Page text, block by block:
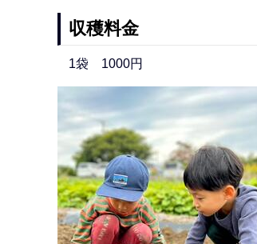
収穫料金
1袋 1000円